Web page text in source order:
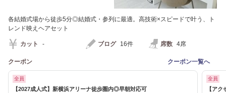
各結婚式場から徒歩5分◎結婚式・参列に最適。高技術×スピードで叶う、ト
レンド映えヘアセット
カット - ブログ 16件 席数 4席
クーポン クーポン一覧へ
全員
【2027成人式】新横浜アリーナ徒歩圏内◎早朝対応可
全員
【ア